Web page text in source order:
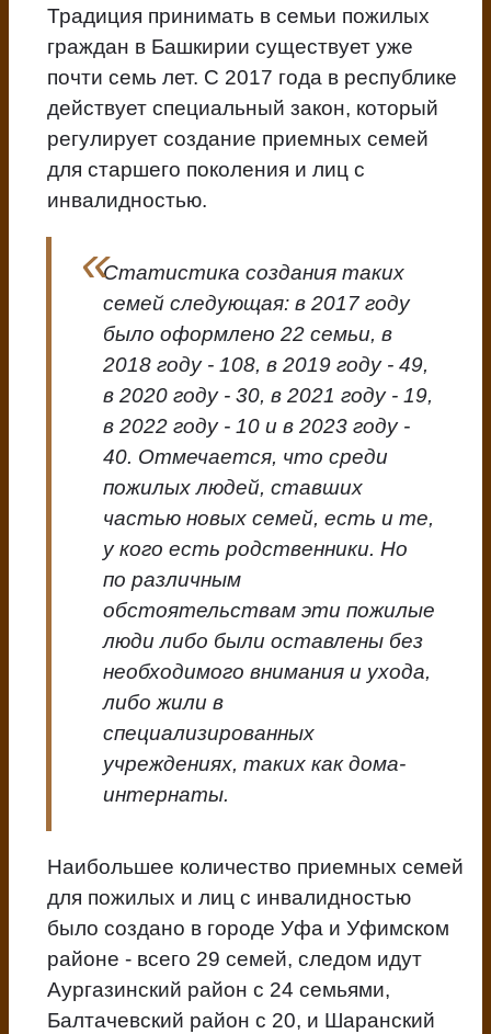
Традиция принимать в семьи пожилых
граждан в Башкирии существует уже
почти семь лет. С 2017 года в республике
действует специальный закон, который
регулирует создание приемных семей
для старшего поколения и лиц с
инвалидностью.
Статистика создания таких
семей следующая: в 2017 году
было оформлено 22 семьи, в
2018 году - 108, в 2019 году - 49,
в 2020 году - 30, в 2021 году - 19,
в 2022 году - 10 и в 2023 году -
40. Отмечается, что среди
пожилых людей, ставших
частью новых семей, есть и те,
у кого есть родственники. Но
по различным
обстоятельствам эти пожилые
люди либо были оставлены без
необходимого внимания и ухода,
либо жили в
специализированных
учреждениях, таких как дома-
интернаты.
Наибольшее количество приемных семей
для пожилых и лиц с инвалидностью
было создано в городе Уфа и Уфимском
районе - всего 29 семей, следом идут
Аургазинский район с 24 семьями,
Балтачевский район с 20, и Шаранский